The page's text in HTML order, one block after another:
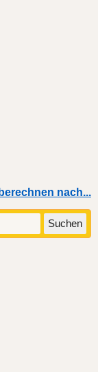
nach...